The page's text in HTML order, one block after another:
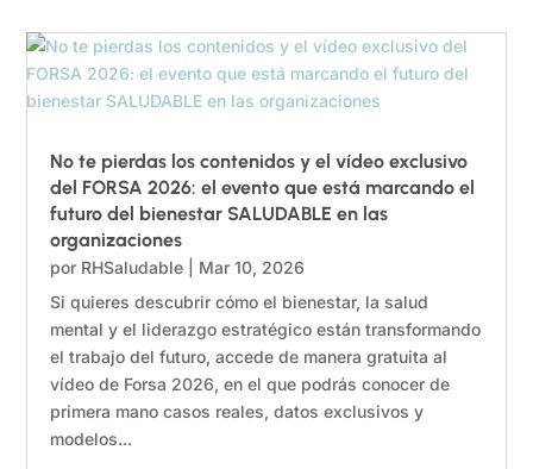
No te pierdas los contenidos y el vídeo exclusivo
del FORSA 2026: el evento que está marcando el
futuro del bienestar SALUDABLE en las
organizaciones
por RHSaludable
Mar 10, 2026
Si quieres descubrir cómo el bienestar, la salud
mental y el liderazgo estratégico están transformando
el trabajo del futuro, accede de manera gratuita al
vídeo de Forsa 2026, en el que podrás conocer de
primera mano casos reales, datos exclusivos y
modelos...